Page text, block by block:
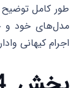
طور کامل توضیح
مدل‌های خود و
اجرام کیهانی